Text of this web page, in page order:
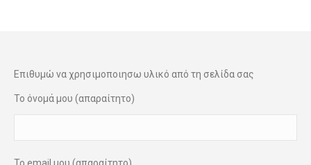
Επιθυμώ να χρησιμοποιησω υλικό από τη σελίδα σας
Το όνομά μου (απαραίτητο)